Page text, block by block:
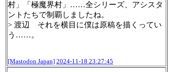
村」「極魔界村」……全シリーズ、アシスタ
ントたちで制覇しましたね。
> 渡辺 それを横目に僕は原稿を描くってい
う……。
[Mastodon Japan] 2024-11-18 23:27:45